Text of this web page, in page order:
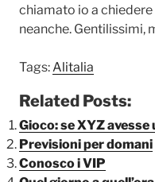
chiamato io a
neanche. Gentilissimi,
Tags:Alitalia
Related Posts:
Gioco: se XYZ avesse
Previsioni per domani
Conosco i VIP